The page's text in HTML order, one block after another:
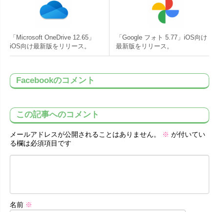
「Microsoft OneDrive 12.65」
iOS向け最新版をリリース。
「Google フォト 5.77」iOS向け
最新版をリリース。
Facebookのコメント
この記事へのコメント
メールアドレスが公開されることはありません。 ※ が付いてい
る欄は必須項目です
名前 ※